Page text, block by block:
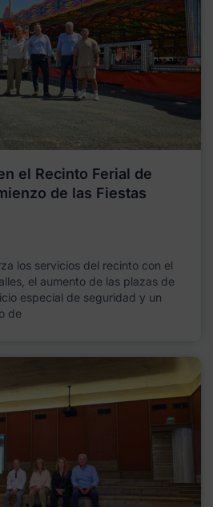
el Recinto Ferial de
de las Fiestas
los servicios del recinto con el
el aumento de las plazas de
especial de seguridad y un
de